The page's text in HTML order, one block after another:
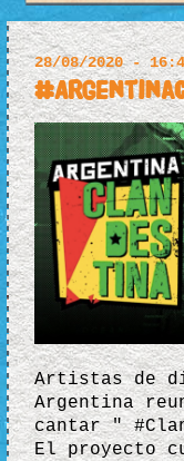
28/08/2020 -
Artistas de
Argentina
cantar "
El proyecto